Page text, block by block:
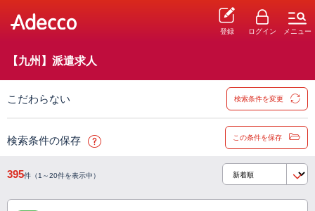
登録 ログイン メニュー
【九州】派遣求人
こだわらない 検索条件を変更
検索条件の保存 この条件を保存
395件（1～20件を表示中）